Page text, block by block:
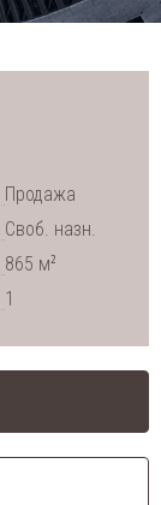
Продажа
Своб. назн.
865 м2
1